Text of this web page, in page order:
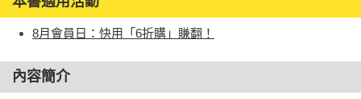
8月會員日：快用「6折購」賺翻！
內容簡介